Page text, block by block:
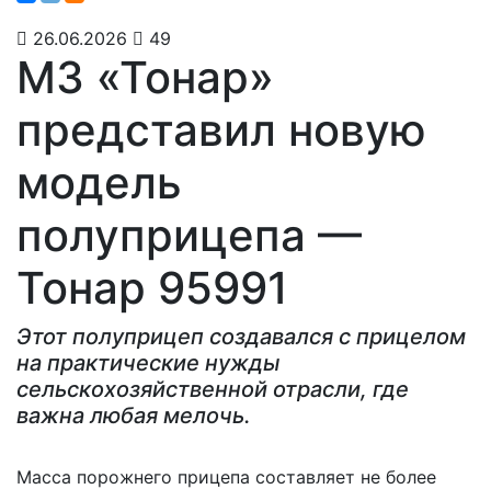
26.06.2026 49
МЗ «Тонар»
представил новую
модель
полуприцепа —
Тонар 95991
Этот полуприцеп создавался с прицелом
на практические нужды
сельскохозяйственной отрасли, где
важна любая мелочь.
Масса порожнего прицепа составляет не более